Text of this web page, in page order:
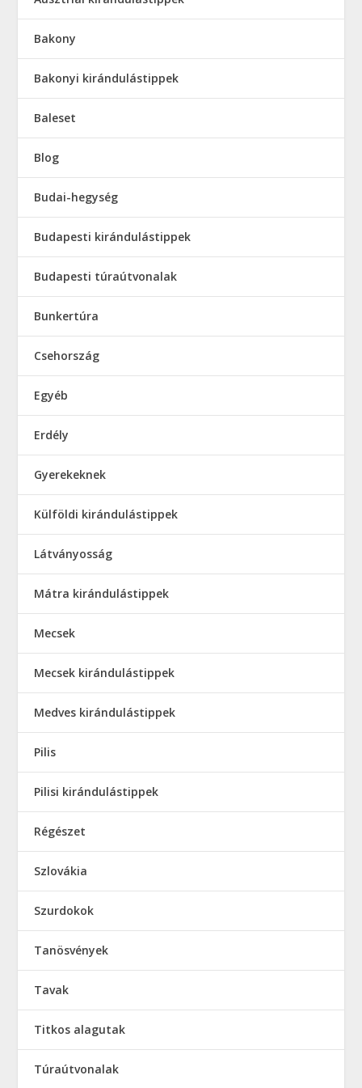
Bakony
Bakonyi kirándulástippek
Baleset
Blog
Budai-hegység
Budapesti kirándulástippek
Budapesti túraútvonalak
Bunkertúra
Csehország
Egyéb
Erdély
Gyerekeknek
Külföldi kirándulástippek
Látványosság
Mátra kirándulástippek
Mecsek
Mecsek kirándulástippek
Medves kirándulástippek
Pilis
Pilisi kirándulástippek
Régészet
Szlovákia
Szurdokok
Tanösvények
Tavak
Titkos alagutak
Túraútvonalak